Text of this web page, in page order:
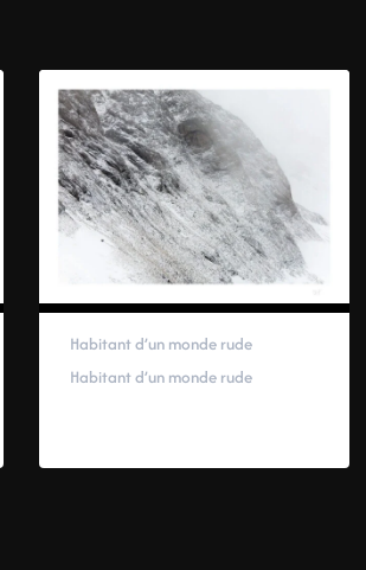
Habitant d’un monde rude
Habitant d’un monde rude